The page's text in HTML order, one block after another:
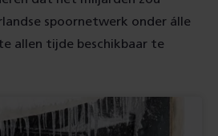
spoornetwerk onder álle
allen tijde beschikbaar te